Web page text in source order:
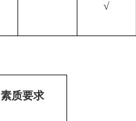
√
素质要求